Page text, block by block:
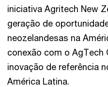
iniciativa Agritech New
geração de
neozelandesas na
conexão com o
inovação de referência
América Latina.